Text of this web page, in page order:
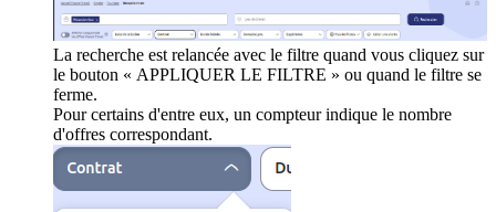
La recherche est relancée avec le filtre quand vous cliquez sur
le bouton « APPLIQUER LE FILTRE » ou quand le filtre se
ferme.
Pour certains d'entre eux, un compteur indique le nombre
d'offres correspondant.